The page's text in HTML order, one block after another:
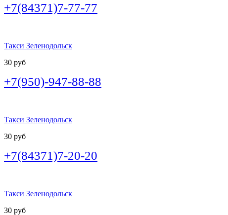
+7(84371)7-77-77
Такси Зеленодольск
30 руб
+7(950)-947-88-88
Такси Зеленодольск
30 руб
+7(84371)7-20-20
Такси Зеленодольск
30 руб